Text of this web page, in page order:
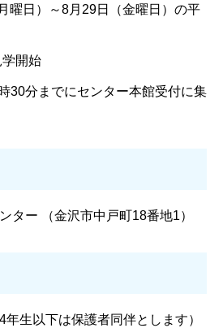
曜日）～8月29日（金曜日）の平
開始
30分までにセンター本館受付に集
ター （金沢市中戸町18番地1）
生以下は保護者同伴とします）